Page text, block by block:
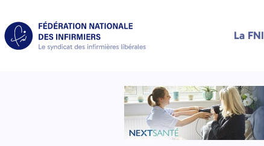
La FNI